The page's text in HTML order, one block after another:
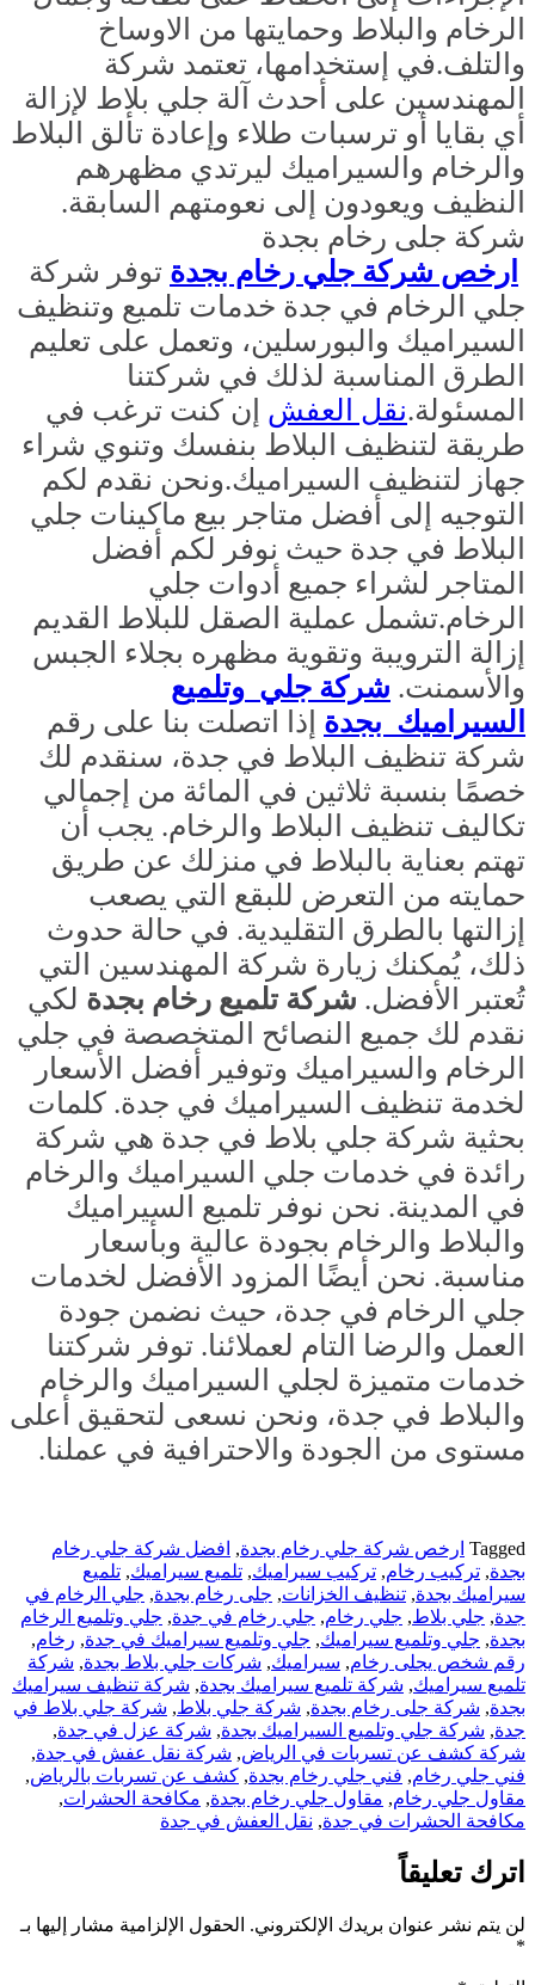
الرخام والبلاط وحمايتها من الاوساخ
والتلف.في إستخدامها، تعتمد شركة
المهندسين على أحدث آلة جلي بلاط لإزالة
أي بقايا أو ترسبات طلاء وإعادة تألق البلاط
والرخام والسيراميك ليرتدي مظهرهم
النظيف ويعودون إلى نعومتهم السابقة.
شركة جلى رخام بجدة
ارخص شركة جلي رخام بجدة توفر شركة
جلي الرخام في جدة خدمات تلميع وتنظيف
السيراميك والبورسلين، وتعمل على تعليم
الطرق المناسبة لذلك في شركتنا
المسئولة.نقل العفش إن كنت ترغب في
طريقة لتنظيف البلاط بنفسك وتنوي شراء
جهاز لتنظيف السيراميك.ونحن نقدم لكم
التوجيه إلى أفضل متاجر بيع ماكينات جلي
البلاط في جدة حيث نوفر لكم أفضل
المتاجر لشراء جميع أدوات جلي
الرخام.تشمل عملية الصقل للبلاط القديم
إزالة الترويبة وتقوية مظهره بجلاء الجبس
والأسمنت. شركة جلي وتلميع
السيراميك بجدة إذا اتصلت بنا على رقم
شركة تنظيف البلاط في جدة، سنقدم لك
خصمًا بنسبة ثلاثين في المائة من إجمالي
تكاليف تنظيف البلاط والرخام. يجب أن
تهتم بعناية بالبلاط في منزلك عن طريق
حمايته من التعرض للبقع التي يصعب
إزالتها بالطرق التقليدية. في حالة حدوث
ذلك، يُمكنك زيارة شركة المهندسين التي
تُعتبر الأفضل. شركة تلميع رخام بجدة لكي
نقدم لك جميع النصائح المتخصصة في جلي
الرخام والسيراميك وتوفير أفضل الأسعار
لخدمة تنظيف السيراميك في جدة. كلمات
بحثية شركة جلي بلاط في جدة هي شركة
رائدة في خدمات جلي السيراميك والرخام
في المدينة. نحن نوفر تلميع السيراميك
والبلاط والرخام بجودة عالية وبأسعار
مناسبة. نحن أيضًا المزود الأفضل لخدمات
جلي الرخام في جدة، حيث نضمن جودة
العمل والرضا التام لعملائنا. توفر شركتنا
خدمات متميزة لجلي السيراميك والرخام
والبلاط في جدة، ونحن نسعى لتحقيق أعلى
مستوى من الجودة والاحترافية في عملنا.
Tagged ارخص شركة جلي رخام بجدة, افضل شركة جلي رخام
بجدة, تركيب رخام, تركيب سيراميك, تلميع سيراميك, تلميع
سيراميك بجدة, تنظيف الخزانات, جلى رخام بجدة, جلي الرخام في
جدة, جلي بلاط, جلي رخام, جلي رخام في جدة, جلي وتلميع الرخام
بجدة, جلي وتلميع سيراميك, جلي وتلميع سيراميك في جدة, رخام,
رقم شخص يجلى رخام, سيراميك, شركات جلي بلاط بجدة, شركة
تلميع سيراميك, شركة تلميع سيراميك بجدة, شركة تنظيف سيراميك
بجدة, شركة جلى رخام بجدة, شركة جلي بلاط, شركة جلي بلاط في
جدة, شركة جلي وتلميع السيراميك بجدة, شركة عزل في جدة,
شركة كشف عن تسربات في الرياض, شركة نقل عفش في جدة,
فني جلي رخام, فني جلي رخام بجدة, كشف عن تسربات بالرياض,
مقاول جلي رخام, مقاول جلي رخام بجدة, مكافحة الحشرات,
مكافحة الحشرات في جدة, نقل العفش في جدة
اترك تعليقاً
لن يتم نشر عنوان بريدك الإلكتروني. الحقول الإلزامية مشار إليها بـ
*